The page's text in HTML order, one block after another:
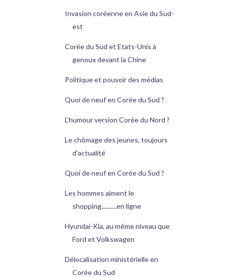
Invasion coréenne en Asie du Sud-
est
Corée du Sud et Etats-Unis à
genoux devant la Chine
Politique et pouvoir des médias
Quoi de neuf en Corée du Sud ?
L'humour version Corée du Nord ?
Le chômage des jeunes, toujours
d'actualité
Quoi de neuf en Corée du Sud ?
Les hommes aiment le
shopping..........en ligne
Hyundai-Kia, au même niveau que
Ford et Volkswagen
Délocalisation ministérielle en
Corée du Sud